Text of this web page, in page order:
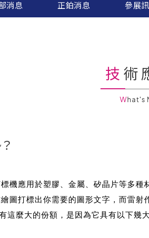
消息 正鉑消息 參展
技
What's
機應用於塑膠、金屬、矽晶片等多
圖打標出你需要的圖形文字，而雷
這麼大的份額，是因為它具有以下幾大